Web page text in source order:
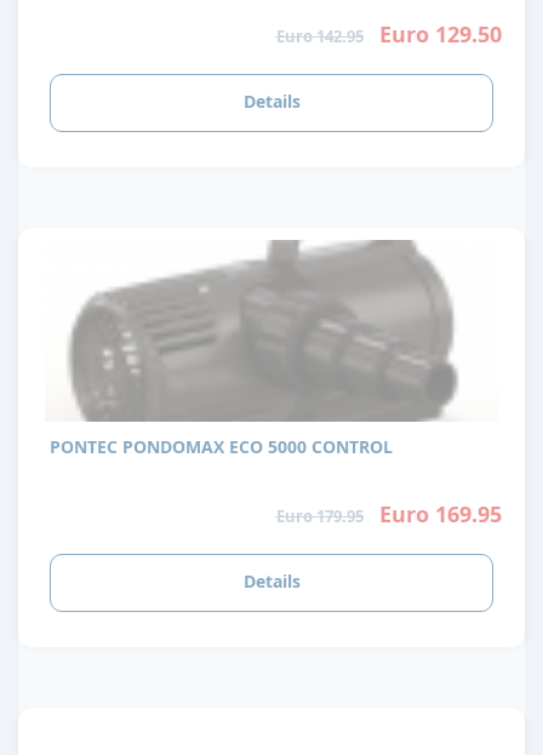
Euro 142.95 Euro 129.50
Details
PONTEC PONDOMAX ECO 5000 CONTROL
Euro 179.95 Euro 169.95
Details